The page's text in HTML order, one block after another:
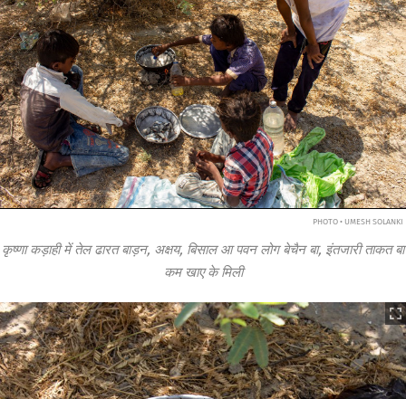
PHOTO • UMESH SOLANKI
कृष्णाकड़ाही में तेल ढारत बाड़न, अक्षय, बिसाल आ पवन लोग बेचैन बा, इंतजारी ताकत बा
कम खाए के मिली